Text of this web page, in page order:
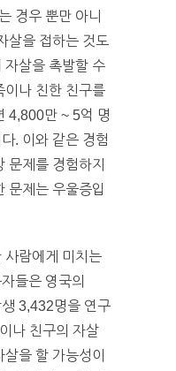
경우 뿐만 아니
살을 접하는 것도
자살을 촉발할 수
이나 친한 친구를
4,800만 ~ 5억 명
. 이와 같은 경험
문제를 경험하지
문제는 우울증입
사람에게 미치는
들은 영국의
3,432명을 연구
나 친구의 자살
을 할 가능성이